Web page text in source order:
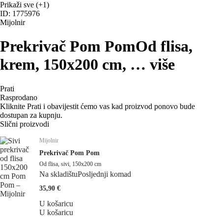
Prikaži sve (+1)
ID: 1775976
Mijolnir
Prekrivač Pom PomOd flisa,
krem, 150x200 cm, … više
Prati
Rasprodano
Kliknite Prati i obavijestit ćemo vas kad proizvod ponovo bude
dostupan za kupnju.
Slični proizvodi
Mijolnir
Prekrivač Pom Pom
Od flisa, sivi, 150x200 cm
Na skladištuPosljednji komad
35,90 €
U košaricu
U košaricu